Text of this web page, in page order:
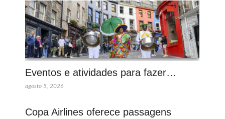
Eventos e atividades para fazer…
agosto 5, 2026
Copa Airlines oferece passagens